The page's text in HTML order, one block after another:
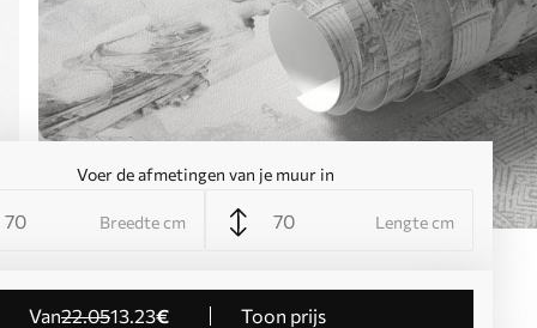
Voer de afmetingen van je muur in
Breedte cm Lengte cm
Van22.0513.23€
Toon prijs